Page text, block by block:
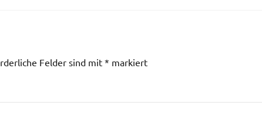
Felder sind mit * markiert